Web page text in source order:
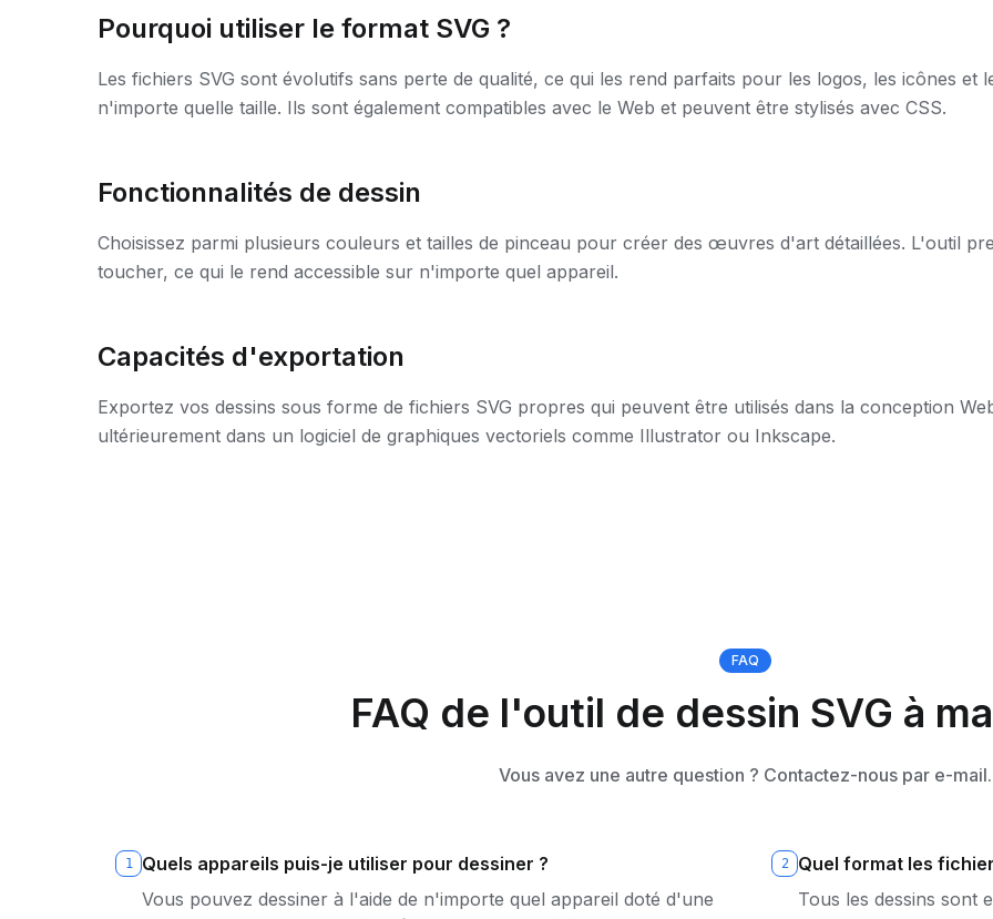
Pourquoi utiliser le format SVG ?
Les fichiers SVG sont évolutifs sans perte de qualité, ce qui les rend parfaits pour les logos, les icônes et
n'importe quelle taille. Ils sont également compatibles avec le Web et peuvent être stylisés avec CSS.
Fonctionnalités de dessin
Choisissez parmi plusieurs couleurs et tailles de pinceau pour créer des œuvres d'art détaillées. L'outil
toucher, ce qui le rend accessible sur n'importe quel appareil.
Capacités d'exportation
Exportez vos dessins sous forme de fichiers SVG propres qui peuvent être utilisés dans la conception
ultérieurement dans un logiciel de graphiques vectoriels comme Illustrator ou Inkscape.
FAQ
FAQ de l'outil de dessin SVG à
Vous avez une autre question ? Contactez-nous par e-mail.
1
Quels appareils puis-je utiliser pour dessiner ?
Vous pouvez dessiner à l'aide de n'importe quel appareil doté d'une
2
Quel format les
Tous les dessins sont